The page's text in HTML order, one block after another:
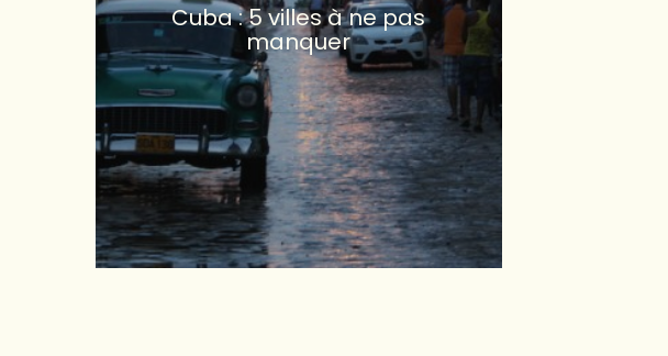
Cuba : 5 villes à ne pas
manquer